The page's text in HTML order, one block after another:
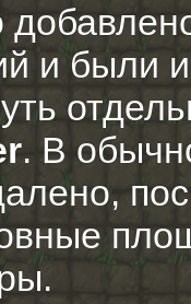
и были
. В